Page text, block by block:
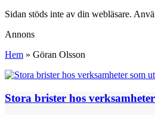
Sidan stöds inte av din webläsare.
Annons
Hem » Göran Olsson
Stora brister hos